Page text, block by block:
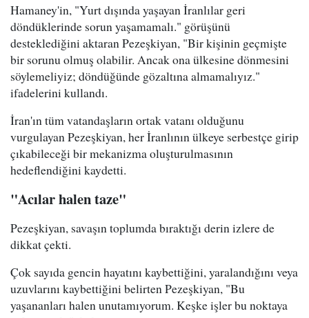
Hamaney'in, "Yurt dışında yaşayan İranlılar geri
döndüklerinde sorun yaşamamalı." görüşünü
desteklediğini aktaran Pezeşkiyan, "Bir kişinin geçmişte
bir sorunu olmuş olabilir. Ancak ona ülkesine dönmesini
söylemeliyiz; döndüğünde gözaltına almamalıyız."
ifadelerini kullandı.
İran'ın tüm vatandaşların ortak vatanı olduğunu
vurgulayan Pezeşkiyan, her İranlının ülkeye serbestçe girip
çıkabileceği bir mekanizma oluşturulmasının
hedeflendiğini kaydetti.
"Acılar halen taze"
Pezeşkiyan, savaşın toplumda bıraktığı derin izlere de
dikkat çekti.
Çok sayıda gencin hayatını kaybettiğini, yaralandığını veya
uzuvlarını kaybettiğini belirten Pezeşkiyan, "Bu
yaşananları halen unutamıyorum. Keşke işler bu noktaya